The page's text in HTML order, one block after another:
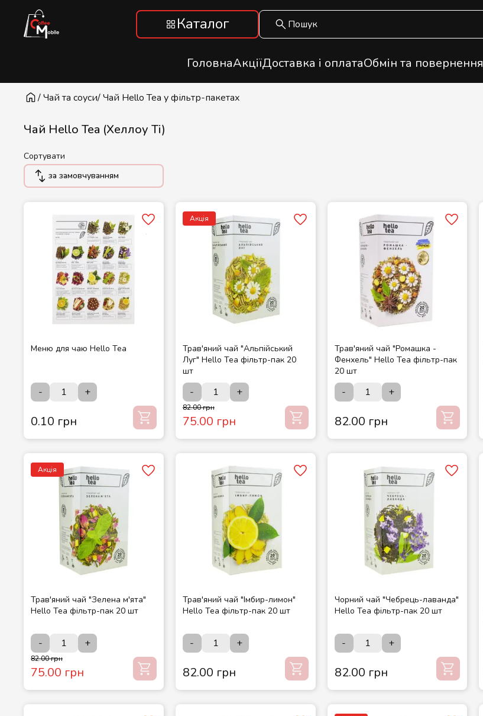
Каталог
ГоловнаАкціїДоставка і оплатаОбмін та повернення
/ Чай та соуси/ Чай Hello Tea у фільтр-пакетах
Чай Hello Tea (Хеллоу Ті)
Сортувати
за замовчуванням
Меню для чаю Hello Tea
- +
0.10 грн
Акція
Трав'яний чай "Альпійський
Луг" Hello Tea фільтр-пак 20
шт
- +
82.00 грн
75.00 грн
Трав'яний чай "Ромашка -
Фенхель" Hello Tea фільтр-пак
20 шт
- +
82.00 грн
Акція
Трав'яний чай "Зелена м'ята"
Hello Tea фільтр-пак 20 шт
- +
82.00 грн
75.00 грн
Трав'яний чай "Імбир-лимон"
Hello Tea фільтр-пак 20 шт
- +
82.00 грн
Чорний чай "Чебрець-лаванда"
Hello Tea фільтр-пак 20 шт
- +
82.00 грн